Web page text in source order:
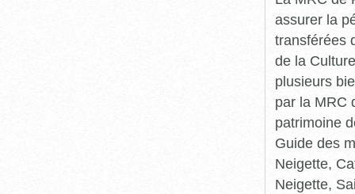
assurer la
transférées
de la
plusieurs
par la MRC
patrimoine
Guide des
Neigette,
Neigette,